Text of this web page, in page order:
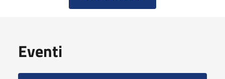
Eventi